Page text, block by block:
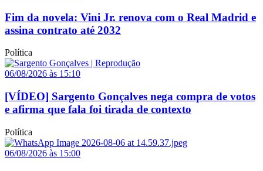
Fim da novela: Vini Jr. renova com o Real Madrid e
assina contrato até 2032
Política
06/08/2026 às 15:10
[VÍDEO] Sargento Gonçalves nega compra de votos
e afirma que fala foi tirada de contexto
Política
06/08/2026 às 15:00